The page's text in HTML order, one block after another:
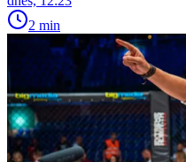
2 min